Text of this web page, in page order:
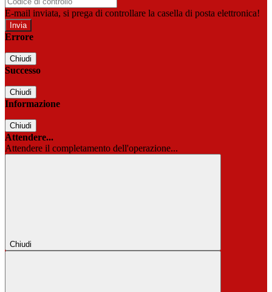
E-mail inviata, si prega di controllare la casella di posta elettronica!
Errore
Chiudi
Successo
Chiudi
Informazione
Chiudi
Attendere...
Attendere il completamento dell'operazione...
Chiudi